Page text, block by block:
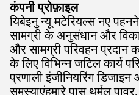
कंपनी प्रोफ़ाइल
यिबेइनु न्यू मटेरियल्स नए
सामग्री के अनुसंधान और
और सामग्री परिवहन प्रदान
के लिए विभिन्न जटिल कार्य
प्रणाली इंजीनियरिंग
समस्याएंहमारे पास थर्मल